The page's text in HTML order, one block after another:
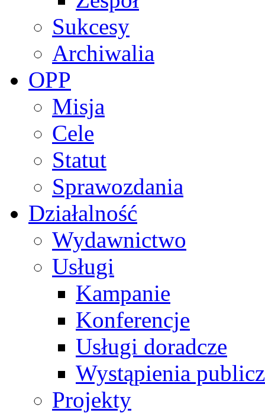
Sukcesy
Archiwalia
OPP
Misja
Cele
Statut
Sprawozdania
Działalność
Wydawnictwo
Usługi
Kampanie
Konferencje
Usługi doradcze
Wystąpienia
Projekty